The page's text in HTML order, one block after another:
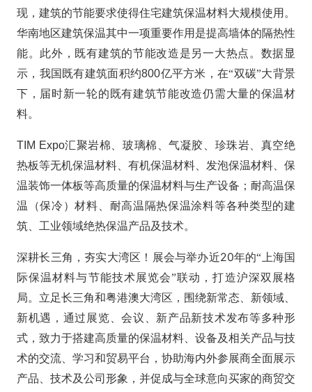
现，建筑的节能要求使得住宅建筑保温材料大规模使用。
华南地区建筑保温其中一项重要作用是提高墙体的隔热性
能。此外，既有建筑的节能改造是另一大热点。数据显
示，我国既有建筑面积约800亿平方米，在“双碳”大背景
下，届时新一轮的既有建筑节能改造仍需大量的保温材
料。
TIM Expo汇聚岩棉、玻璃棉、气凝胶、珍珠岩、真空绝
热板等无机保温材料、有机保温材料、发泡保温材料、保
温装饰一体板等高质量的保温材料与生产设备；耐高温保
温（保冷）材料、耐高温隔热保温涂料等各种类型的建
筑、工业领域绝热保温产品及技术。
深耕长三角，夯实大湾区！ 展会与举办近20年的“ 上海国
际保温材料与节能技术展览会”联动，打造沪深双展格
局。立足长三角和粤港澳大湾区， 围绕新常态、新领域、
新机遇，通过展览、会议、新产品新技术发布等多种形
式，致力于搭建高质量的保温材料、设备及相关产品与技
术的交流、学习和贸易平台，协助海内外参展商全面展示
产品、技术及公司形象，并促成与全球意向买家的商贸交